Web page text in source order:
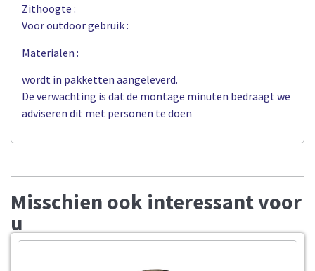
Zithoogte :
Voor outdoor gebruik :
Materialen :
wordt in pakketten aangeleverd.
De verwachting is dat de montage minuten bedraagt we
adviseren dit met personen te doen
Misschien ook interessant voor
u